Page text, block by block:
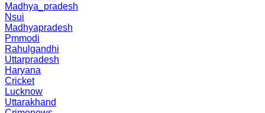
Madhya_pradesh
Nsui
Madhyapradesh
Pmmodi
Rahulgandhi
Uttarpradesh
Haryana
Cricket
Lucknow
Uttarakhand